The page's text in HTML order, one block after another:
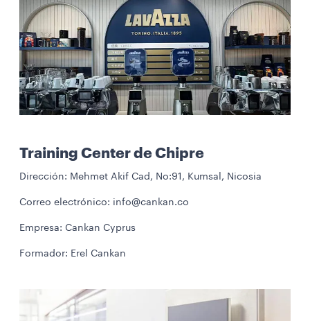
Training Center de Chipre
Dirección: Mehmet Akif Cad, No:91, Kumsal, Nicosia
Correo electrónico: info@cankan.co
Empresa: Cankan Cyprus
Formador: Erel Cankan